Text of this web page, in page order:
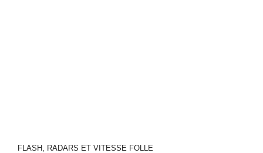
FLASH, RADARS ET VITESSE FOLLE